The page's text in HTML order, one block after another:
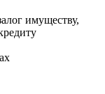
имуществу,